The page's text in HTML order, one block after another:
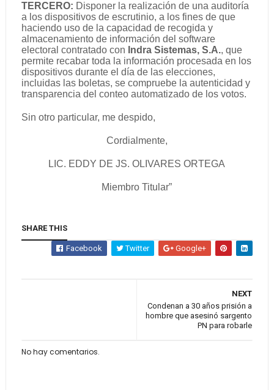
TERCERO: Disponer la realización de una auditoría
a los dispositivos de escrutinio, a los fines de que
haciendo uso de la capacidad de recogida y
almacenamiento de información del software
electoral contratado con Indra Sistemas, S.A., que
permite recabar toda la información procesada en los
dispositivos durante el día de las elecciones,
incluidas las boletas, se compruebe la autenticidad y
transparencia del conteo automatizado de los votos.
Sin otro particular, me despido,
Cordialmente,
LIC. EDDY DE JS. OLIVARES ORTEGA
Miembro Titular”
SHARE THIS
Facebook Twitter Google+
NEXT
Condenan a 30 años prisión a
hombre que asesinó sargento
PN para robarle
No hay comentarios.